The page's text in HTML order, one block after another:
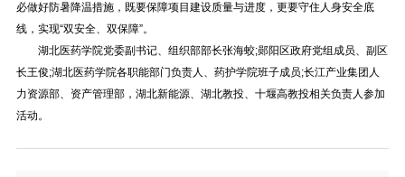
必做好防暑降温措施，既要保障项目建设质量与进度，更要守住人身安全底
线，实现“双安全、双保障”。
湖北医药学院党委副书记、组织部部长张海蛟;郧阳区政府党组成员、副区
长王俊;湖北医药学院各职能部门负责人、药护学院班子成员;长江产业集团人
力资源部、资产管理部，湖北新能源、湖北教投、十堰高教投相关负责人参加
活动。